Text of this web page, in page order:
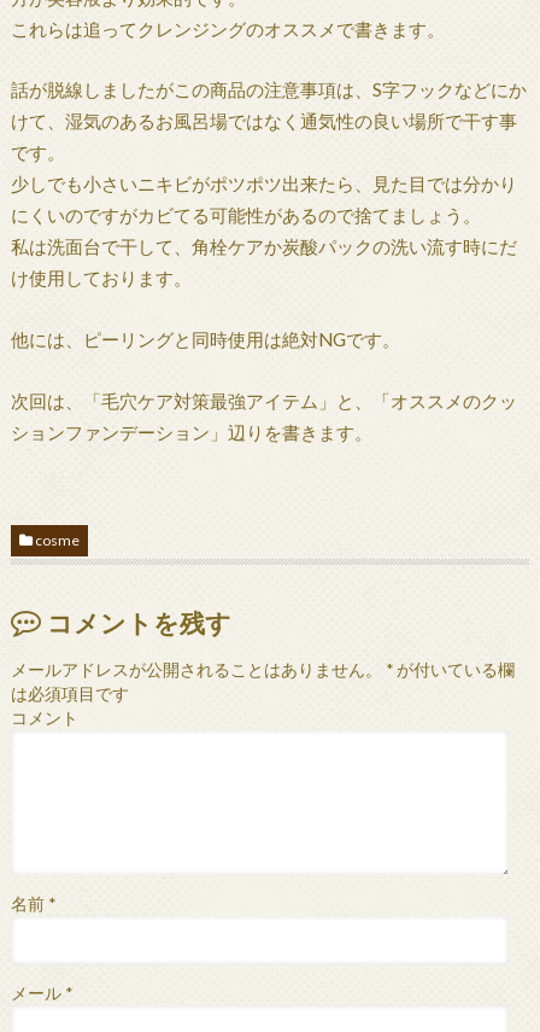
これらは追ってクレンジングのオススメで書きます。
話が脱線しましたがこの商品の注意事項は、S字フックなどにか
けて、湿気のあるお風呂場ではなく通気性の良い場所で干す事
です。
少しでも小さいニキビがポツポツ出来たら、見た目では分かり
にくいのですがカビてる可能性があるので捨てましょう。
私は洗面台で干して、角栓ケアか炭酸パックの洗い流す時にだ
け使用しております。
他には、ピーリングと同時使用は絶対NGです。
次回は、「毛穴ケア対策最強アイテム」と、「オススメのクッ
ションファンデーション」辺りを書きます。
cosme
コメントを残す
メールアドレスが公開されることはありません。 *が付いている欄
は必須項目です
コメント
名前 *
メール *